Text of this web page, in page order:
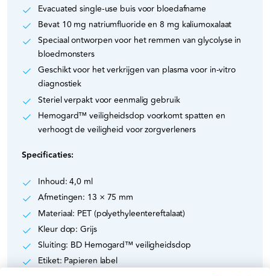
Evacuated single-use buis voor bloedafname
Bevat 10 mg natriumfluoride en 8 mg kaliumoxalaat
Speciaal ontworpen voor het remmen van glycolyse in
bloedmonsters
Geschikt voor het verkrijgen van plasma voor in-vitro
diagnostiek
Steriel verpakt voor eenmalig gebruik
Hemogard™ veiligheidsdop voorkomt spatten en
verhoogt de veiligheid voor zorgverleners
Specificaties:
Inhoud: 4,0 ml
Afmetingen: 13 × 75 mm
Materiaal: PET (polyethyleentereftalaat)
Kleur dop: Grijs
Sluiting: BD Hemogard™ veiligheidsdop
Etiket: Papieren label